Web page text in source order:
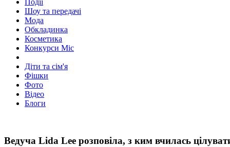
Події
Шоу та передачі
Мода
Обкладинка
Косметика
Конкурси Міс
Діти та сім'я
Фішки
Фото
Відео
Блоги
Ведуча Lida Lee розповіла, з ким вчилась